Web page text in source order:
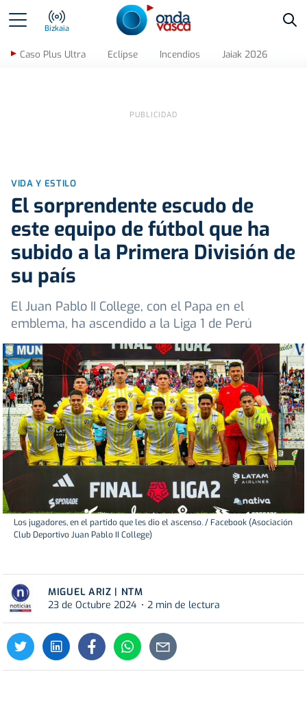
Bizkaia
Caso Plus Ultra Eclipse Incendios Jaiak 2026
VIDA Y ESTILO
El sorprendente escudo de
este equipo de fútbol que ha
subido a la Primera División de
su país
El Juan Pablo II College, con el Papa en el
emblema, ha ascendido a la Liga 1 de Perú
Los jugadores, en el partido que les dio el ascenso. / Facebook (Asociación
Club Deportivo Juan Pablo II College)
MIGUEL ARIZ | NTM
23 de Octubre 2024
2 min de lectura